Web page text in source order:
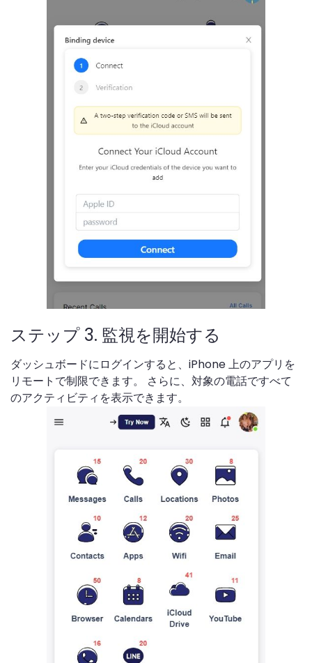
ステップ 3. 監視を開始する
ダッシュボードにログインすると、iPhone 上のアプリを
リモートで制限できます。 さらに、対象の電話ですべて
のアクティビティを表示できます。